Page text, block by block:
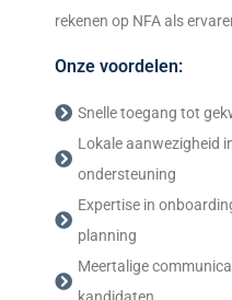
rekenen op NFA als
Onze voordelen:
Snelle toegang tot
Lokale aanwezigheid
ondersteuning
Expertise in
planning
Meertalige
kandidaten